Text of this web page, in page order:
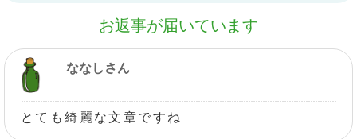
お返事が届いています
ななしさん
とても綺麗な文章ですね